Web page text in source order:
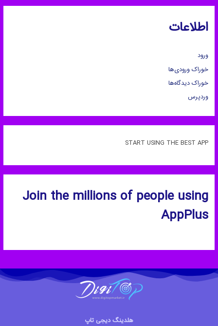
اطلاعات
ورود
خوراک ورودی‌ها
خوراک دیدگاه‌ها
وردپرس
START USING THE BEST APP
Join the millions of people using
AppPlus
هلدینگ دیجی تاپ